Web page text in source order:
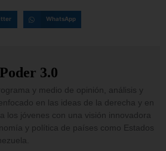
WhatsApp
3.0
y medio de opinión, análisis y
en las ideas de la derecha y en
los jóvenes con una visión innovadora
y política de países como Estados